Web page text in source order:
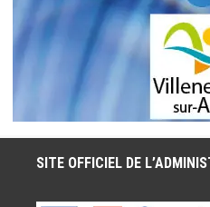
SITE OFFICIEL DE